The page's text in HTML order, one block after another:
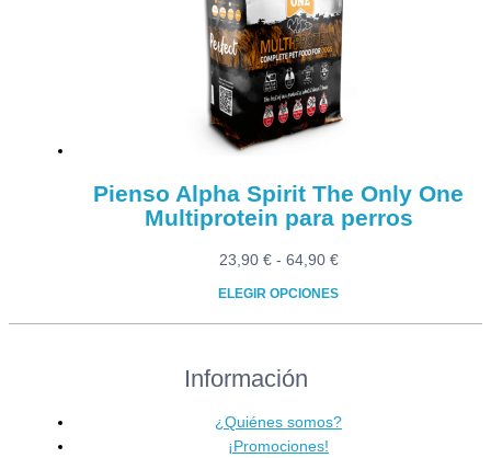
Pienso Alpha Spirit The Only One
Multiprotein para perros
23,90 € - 64,90 €Rango
ELEGIR OPCIONES
Este
tiene
variantes.
Las
Información
¿Quiénes somos?
¡Promociones!